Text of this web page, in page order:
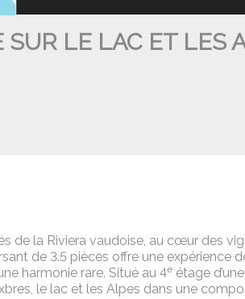
LE LAC ET LES
de la Riviera vaudoise, au cœur des
de 3.5 pièces offre une expérience
harmonie rare. Situé au 4e étage
le lac et les Alpes dans une